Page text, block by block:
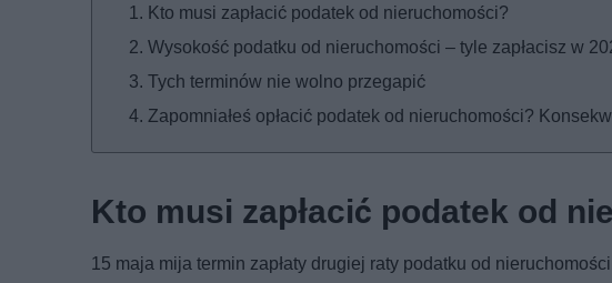
Kto musi zapłacić podatek od nieruchomości?
Wysokość podatku od nieruchomości – tyle zapłacisz w
Tych terminów nie wolno przegapić
Zapomniałeś opłacić podatek od nieruchomości?
Kto musi zapłacić podatek od
15 maja mija termin zapłaty drugiej raty podatku od